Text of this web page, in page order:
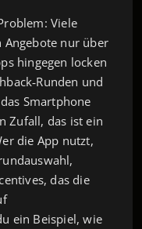
Viele
Angebote nur über
hingegen locken
und
Smartphone
Zufall, das ist ein
die App nutzt,
das die
ein Beispiel, wie